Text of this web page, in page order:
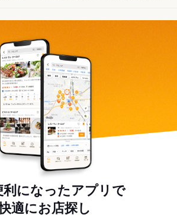
利になったアプリで
適にお店探し